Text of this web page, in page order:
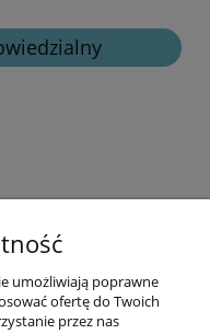
umożliwiają poprawne
ofertę do Twoich
przez nas